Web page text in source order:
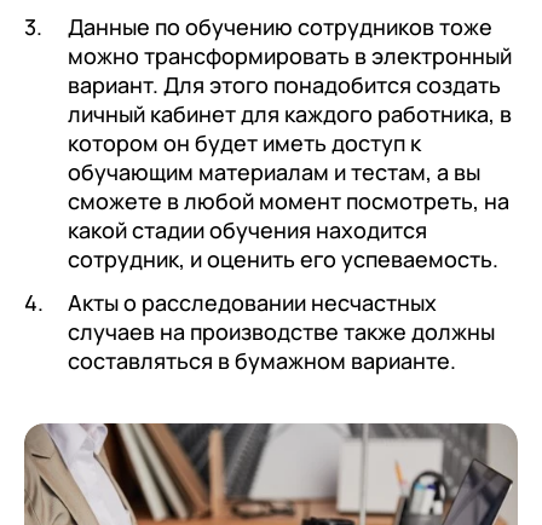
Данные по обучению сотрудников тоже
можно трансформировать в электронный
вариант. Для этого понадобится создать
личный кабинет для каждого работника, в
котором он будет иметь доступ к
обучающим материалам и тестам, а вы
сможете в любой момент посмотреть, на
какой стадии обучения находится
сотрудник, и оценить его успеваемость.
Акты о расследовании несчастных
случаев на производстве также должны
составляться в бумажном варианте.